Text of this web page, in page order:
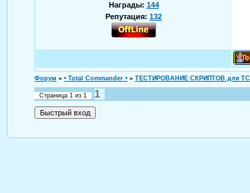
Награды: 144
Репутация: 132
Форум » • Total Commander • » ТЕСТИРОВАНИЕ СКРИПТОВ для TC
Страница 1 из 1
1